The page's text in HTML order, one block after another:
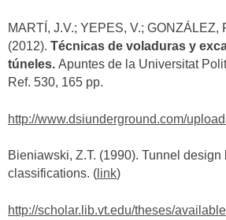
MARTÍ, J.V.; YEPES, V.; GONZÁLEZ,
(2012). Técnicas de voladuras y
túneles. Apuntes de la Universitat
Ref. 530, 165 pp.
http://www.dsiunderground.com/
Bieniawski, Z.T. (1990). Tunnel design
classifications. ( link)
http://scholar.lib.vt.edu/theses/